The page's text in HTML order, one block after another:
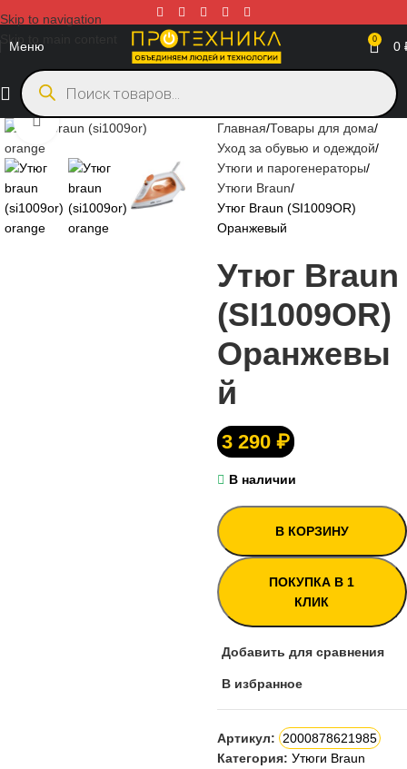
Skip to navigation
Skip to main content
Меню 0 0
Нажмите, чтобы увеличитьГлавная Товары для дома
Уход за обувью и одеждой
Утюги и парогенераторы
Утюги Braun
Утюг Braun (SI1009OR)
Оранжевый
Утюг Braun
(SI1009OR)
Оранжевы
й
3 290 ₽
В наличии
В КОРЗИНУ
ПОКУПКА В 1
КЛИК
Добавить для сравнения
В избранное
Артикул: 2000878621985
Категория: Утюги Braun